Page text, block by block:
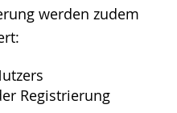
werden zudem
Registrierung